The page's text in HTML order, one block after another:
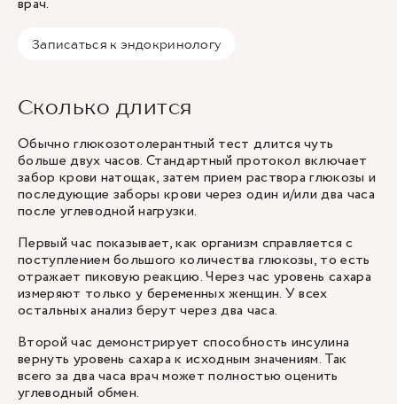
Записаться к эндокринологу
Сколько длится
Обычно глюкозотолерантный тест длится чуть
больше двух часов. Стандартный протокол включает
забор крови натощак, затем прием раствора глюкозы и
последующие заборы крови через один и/или два часа
после углеводной нагрузки.
Первый час показывает, как организм справляется с
поступлением большого количества глюкозы, то есть
отражает пиковую реакцию. Через час уровень сахара
измеряют только у беременных женщин. У всех
остальных анализ берут через два часа.
Второй час демонстрирует способность инсулина
вернуть уровень сахара к исходным значениям. Так
всего за два часа врач может полностью оценить
углеводный обмен.